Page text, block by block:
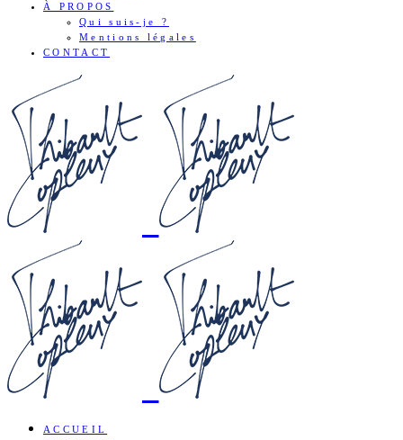
À PROPOS
Qui suis-je ?
Mentions légales
CONTACT
ACCUEIL